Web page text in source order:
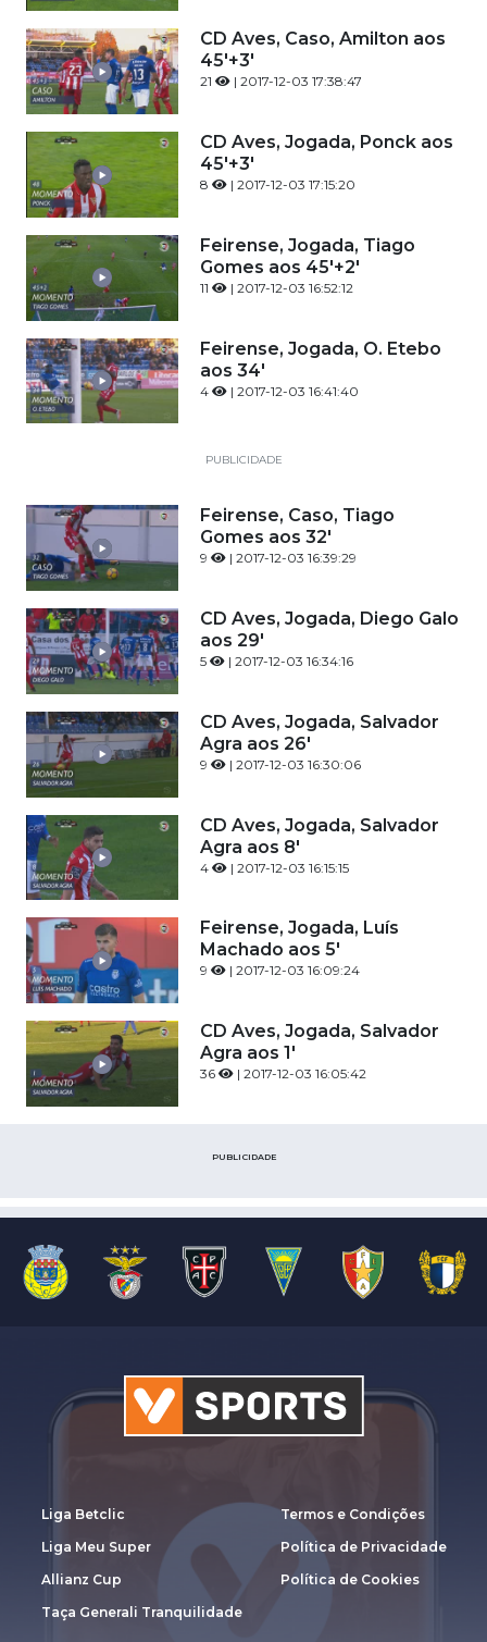
CD Aves, Caso, Amilton aos
45'+3'
21 | 2017-12-03 17:38:47
CD Aves, Jogada, Ponck aos
45'+3'
8 | 2017-12-03 17:15:20
Feirense, Jogada, Tiago
Gomes aos 45'+2'
11 | 2017-12-03 16:52:12
Feirense, Jogada, O. Etebo
aos 34'
4 | 2017-12-03 16:41:40
PUBLICIDADE
Feirense, Caso, Tiago
Gomes aos 32'
9 | 2017-12-03 16:39:29
CD Aves, Jogada, Diego Galo
aos 29'
5 | 2017-12-03 16:34:16
CD Aves, Jogada, Salvador
Agra aos 26'
9 | 2017-12-03 16:30:06
CD Aves, Jogada, Salvador
Agra aos 8'
4 | 2017-12-03 16:15:15
Feirense, Jogada, Luís
Machado aos 5'
9 | 2017-12-03 16:09:24
CD Aves, Jogada, Salvador
Agra aos 1'
36 | 2017-12-03 16:05:42
PUBLICIDADE
Liga Betclic
Liga Meu Super
Allianz Cup
Taça Generali Tranquilidade
Termos e Condições
Política de Privacidade
Política de Cookies